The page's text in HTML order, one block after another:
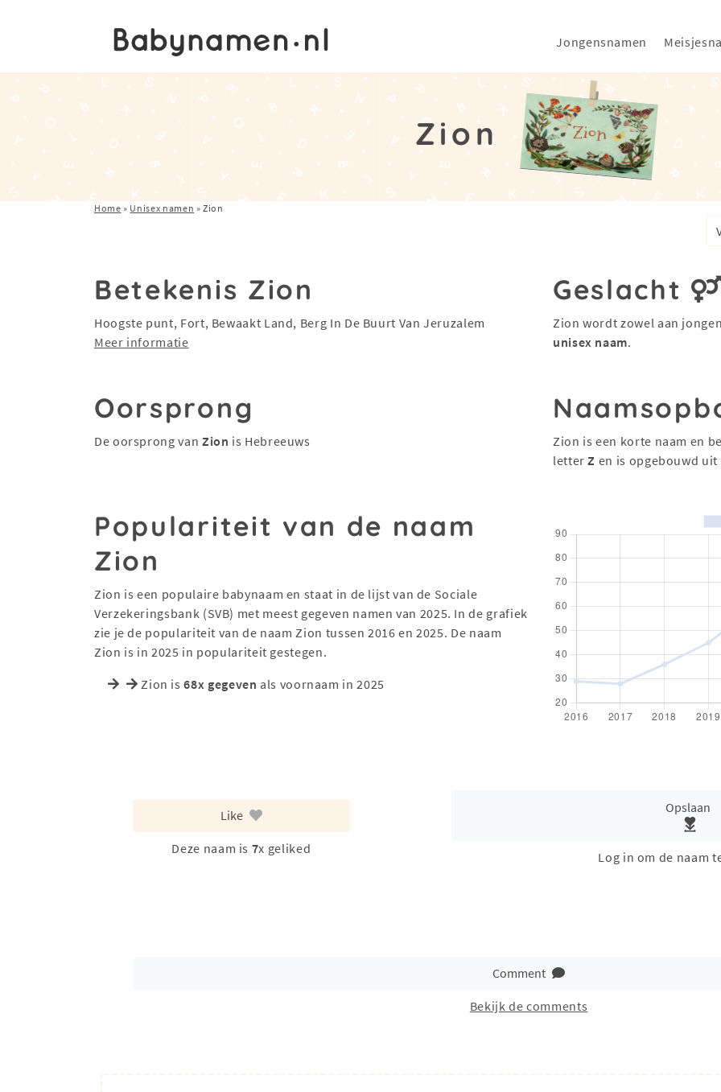
Jongensnamen
Zion
Home » Unisex namen »Zion
Betekenis Zion
Hoogste punt, Fort, Bewaakt Land, Berg In De Buurt Van Jeruzalem
Meer informatie
Geslacht
Zion wordt zowel aan
unisex naam.
Oorsprong
De oorsprong van Zion is Hebreeuws Zion is een korte naam en
letterZ en is opgebouwd uit
Populariteit van de naam
Zion
Zion is een populaire babynaam en staat in de lijst van de Sociale
Verzekeringsbank (SVB) met meest gegeven namen van 2025. In de grafiek
zie je de populariteit van de naam Zion tussen 2016 en 2025. De naam
Zion is in 2025 in populariteit gestegen.
Zion is68x gegeven als voornaam in 2025
Like
Deze naam is 7x geliked
Opslaan
Log in om de naam
Comment
Bekijk de comments